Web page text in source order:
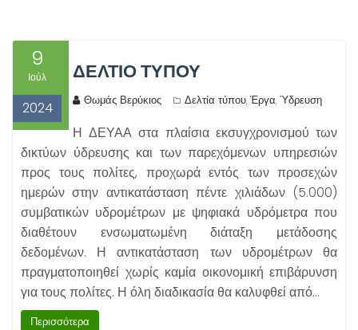
9
Ιούλ
2024
ΔΕΛΤΙΟ ΤΥΠΟΥ
Θωμάς Βερύκιος Δελτία τύπου, Έργα, Ύδρευση
Η ΔΕΥΑΑ στα πλαίσια εκσυγχρονισμού των
δικτύων ύδρευσης και των παρεχόμενων υπηρεσιών
προς τους πολίτες, προχωρά εντός των προσεχών
ημερών στην αντικατάσταση πέντε χιλιάδων (5.000)
συμβατικών υδρομέτρων με ψηφιακά υδρόμετρα που
διαθέτουν ενσωματωμένη διάταξη μετάδοσης
δεδομένων. Η αντικατάσταση των υδρομέτρων θα
πραγματοποιηθεί χωρίς καμία οικονομική επιβάρυνση
για τους πολίτες. Η όλη διαδικασία θα καλυφθεί από…
Περισσότερα